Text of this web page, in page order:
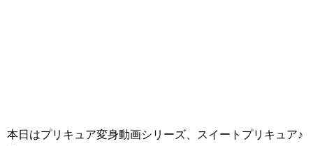
本日はプリキュア変身動画シリーズ、スイートプリキュア♪